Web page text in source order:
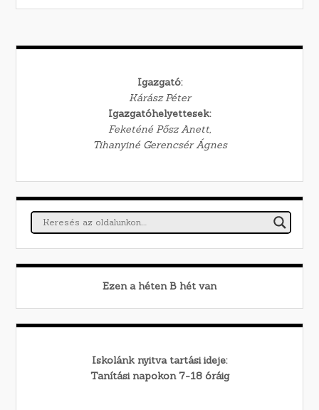
Igazgató:
Kárász Péter
Igazgatóhelyettesek:
Feketéné Pősz Anett,
Tihanyiné Gerencsér Ágnes
Ezen a héten B hét van
Iskolánk nyitva tartási ideje:
Tanítási napokon 7-18 óráig